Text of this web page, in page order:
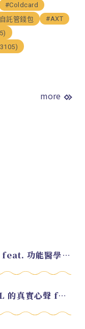
#Coldcard
託管錢包
#AXT
more
EP.220 好久不見！2026 試錄集 feat. 功能醫學營養師 美寶
EP.219 從銀行高管轉職幣圈 KOL 的真實心聲 feat.龜大